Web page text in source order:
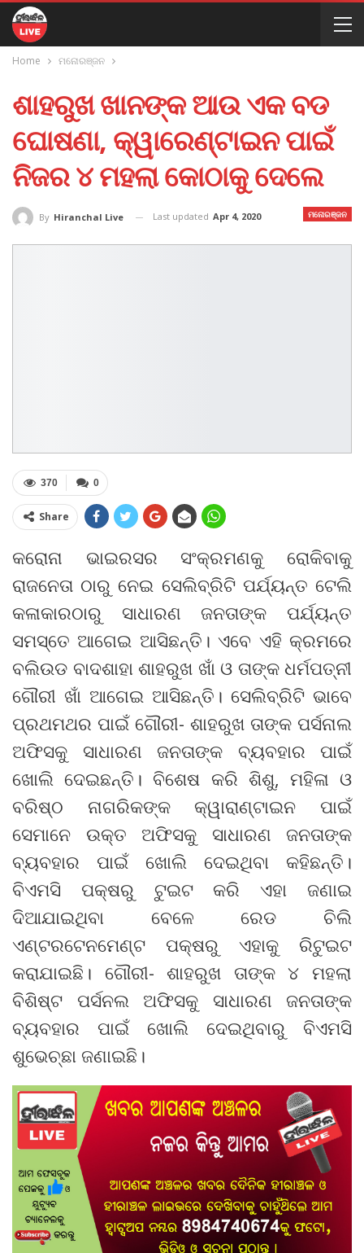
Home ମନୋରଞ୍ଜନ
ଶାହରୁଖ ଖାନଙ୍କ ଆଉ ଏକ ବଡ
ଘୋଷଣା, କ୍ୱାରେଣ୍ଟାଇନ ପାଇଁ
ନିଜର ୪ ମହଲା କୋଠାକୁ ଦେଲେ
ମନୋରଞ୍ଜନ
By Hiranchal Live Last updated Apr 4, 2020
0
370
Share
କରୋନା ଭାଇରସର ସଂକ୍ରମଣକୁ ରୋକିବାକୁ
ରାଜନେତା ଠାରୁ ନେଇ ସେଲିବ୍ରିଟି ପର୍ଯ୍ୟନ୍ତ ଟେଲି
କଳାକାରଠାରୁ ସାଧାରଣ ଜନତାଙ୍କ ପର୍ଯ୍ୟନ୍ତ
ସମସ୍ତେ ଆଗେଇ ଆସିଛନ୍ତି। ଏବେ ଏହି କ୍ରମରେ
ବଲିଉଡ ବାଦଶାହା ଶାହରୁଖ ଖାଁ ଓ ତାଙ୍କ ଧର୍ମପତ୍ନୀ
ଗୌରୀ ଖାଁ ଆଗେଇ ଆସିଛନ୍ତି। ସେଲିବ୍ରିଟି ଭାବେ
ପ୍ରଥମଥର ପାଇଁ ଗୌରୀ- ଶାହରୁଖ ତାଙ୍କ ପର୍ସନାଲ
ଅଫିସକୁ ସାଧାରଣ ଜନତାଙ୍କ ବ୍ୟବହାର ପାଇଁ
ଖୋଲି ଦେଇଛନ୍ତି। ବିଶେଷ କରି ଶିଶୁ, ମହିଳା ଓ
ବରିଷ୍ଠ ନାଗରିକଙ୍କ କ୍ୱାରାଣ୍ଟାଇନ ପାଇଁ
ସେମାନେ ଉକ୍ତ ଅଫିସକୁ ସାଧାରଣ ଜନତାଙ୍କ
ବ୍ୟବହାର ପାଇଁ ଖୋଲି ଦେଇଥିବା କହିଛନ୍ତି।
ବିଏମସି ପକ୍ଷରୁ ଟୁଇଟ କରି ଏହା ଜଣାଇ
ଦିଆଯାଇଥିବା ବେଳେ ରେଡ ଚିଲି
ଏଣ୍ଟରଟେନମେଣ୍ଟ ପକ୍ଷରୁ ଏହାକୁ ରିଟୁଇଟ
କରାଯାଇଛି। ଗୌରୀ- ଶାହରୁଖ ତାଙ୍କ ୪ ମହଲା
ବିଶିଷ୍ଟ ପର୍ସନଲ ଅଫିସକୁ ସାଧାରଣ ଜନତାଙ୍କ
ବ୍ୟବହାର ପାଇଁ ଖୋଲି ଦେଇଥିବାରୁ ବିଏମସି
ଶୁଭେଚ୍ଛା ଜଣାଇଛି।